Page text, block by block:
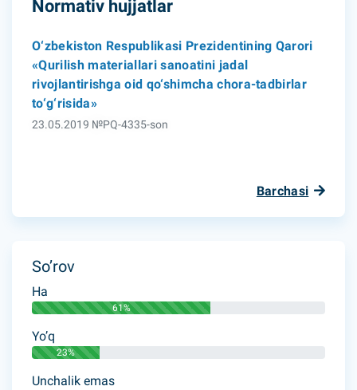
Normativ hujjatlar
O‘zbekiston Respublikasi Prezidentining Qarori
«Qurilish materiallari sanoatini jadal
rivojlantirishga oid qo‘shimcha chora-tadbirlar
to‘g‘risida»
23.05.2019 №PQ-4335-son
Barchasi
So’rov
Ha
61%
Yo’q
23%
Unchalik emas